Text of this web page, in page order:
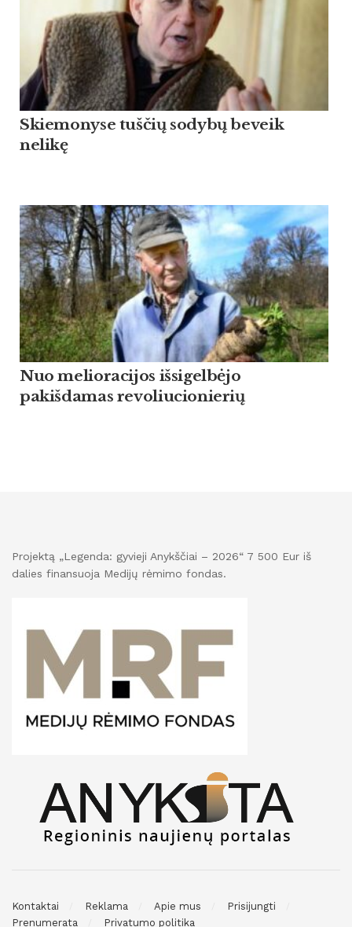
Skiemonyse tuščių sodybų beveik
nelikę
Nuo melioracijos išsigelbėjo
pakišdamas revoliucionierių
Projektą „Legenda: gyvieji Anykščiai – 2026“ 7 500 Eur iš
dalies finansuoja Medijų rėmimo fondas.
Kontaktai Reklama Apie mus
Prisijungti
Prenumerata
Privatumo politika